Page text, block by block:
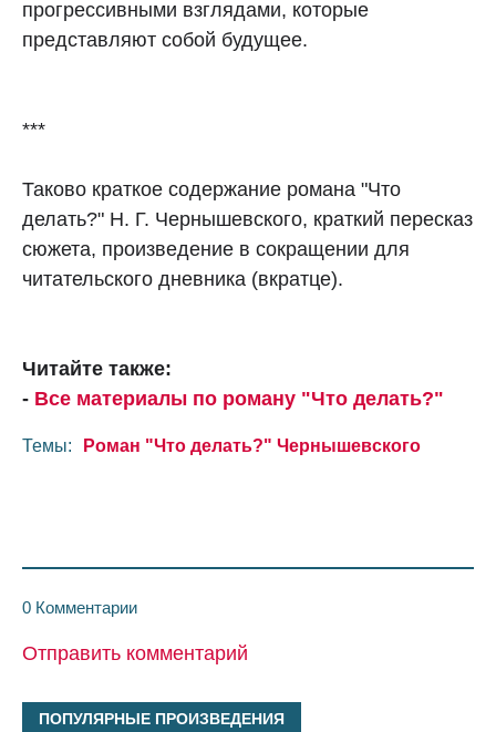
прогрессивными взглядами, которые
представляют собой будущее.
***
Таково краткое содержание романа "Что
делать?" Н. Г. Чернышевского, краткий пересказ
сюжета, произведение в сокращении для
читательского дневника (вкратце).
Читайте также:
- Все материалы по роману "Что делать?"
Темы: Роман "Что делать?" Чернышевского
0 Комментарии
Отправить комментарий
ПОПУЛЯРНЫЕ ПРОИЗВЕДЕНИЯ